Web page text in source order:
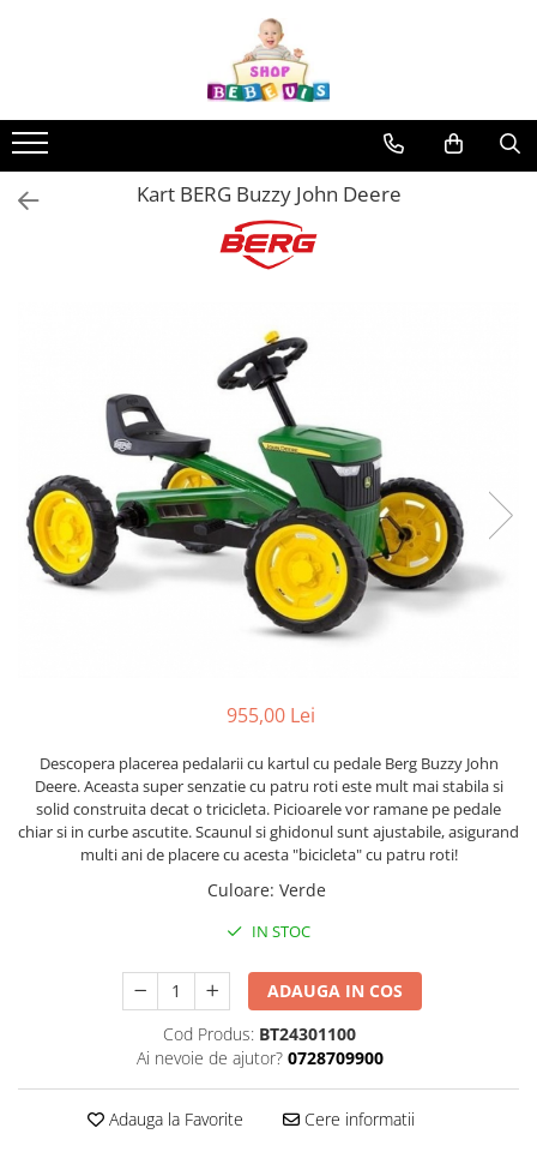
Carucioare copii
Carucioare copii sport
Carucioare copii 2in1
Huse ploaie si antiinsecte
Saci si invelitoare
Umbrele carucioare
Accesorii diverse carucioare
Landouri pentru bebelusi
Scaune auto copii
Camera copilului
Pat tineret
Patuturi pliabile si tarcuri de joaca
Saltele patut copii
Saltele mici
Saltele de la 120 x 60 cm
Saltele de la 160 x 80 cm
Lenjerii patuturi
Lenjerii patut 120 x 60 cm
Lenjerie patuturi tineret
Kart BERG Buzzy John Deere
955,00 Lei
Descopera placerea pedalarii cu kartul cu pedale Berg Buzzy John
Deere. Aceasta super senzatie cu patru roti este mult mai stabila si
solid construita decat o tricicleta. Picioarele vor ramane pe pedale
chiar si in curbe ascutite. Scaunul si ghidonul sunt ajustabile, asigurand
multi ani de placere cu acesta "bicicleta" cu patru roti!
Culoare: Verde
IN STOC
ADAUGA IN COS
Cod Produs: BT24301100
Ai nevoie de ajutor? 0728709900
Adauga la Favorite Cere informatii